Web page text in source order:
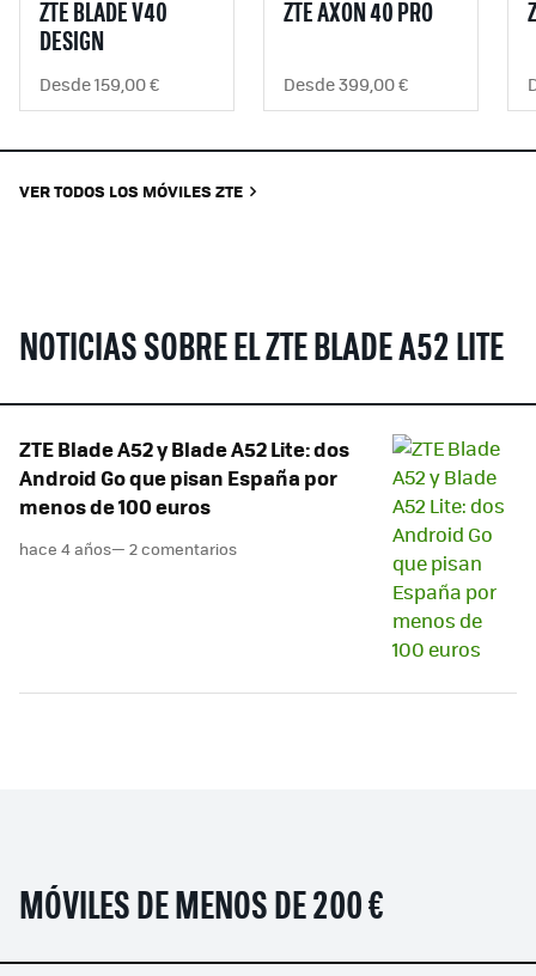
ZTE BLADE V40
DESIGN
Desde 159,00 €
ZTE AXON 40 PRO
Desde 399,00 €
VER TODOS LOS MÓVILES ZTE
NOTICIAS SOBRE EL ZTE BLADE A52 LITE
ZTE Blade A52 y Blade A52 Lite: dos
Android Go que pisan España por
menos de 100 euros
hace 4 años— 2 comentarios
MÓVILES DE MENOS DE 200 €